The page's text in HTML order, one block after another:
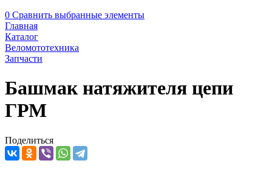
0 Сравнить выбранные элементы
Главная
Каталог
Веломототехника
Запчасти
Башмак натяжителя цепи
ГРМ
Поделиться